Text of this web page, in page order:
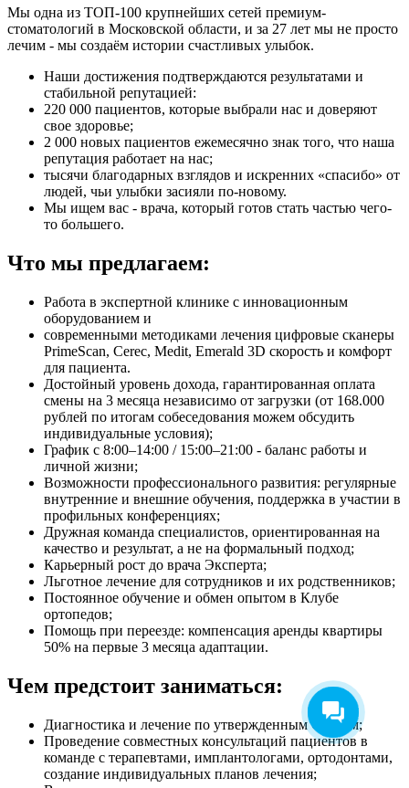
Мы одна из ТОП-100 крупнейших сетей премиум-
стоматологий в Московской области, и за 27 лет мы не просто
лечим - мы создаём истории счастливых улыбок.
Наши достижения подтверждаются результатами и
стабильной репутацией:
220 000 пациентов, которые выбрали нас и доверяют
свое здоровье;
2 000 новых пациентов ежемесячно знак того, что наша
репутация работает на нас;
тысячи благодарных взглядов и искренних «спасибо» от
людей, чьи улыбки засияли по-новому.
Мы ищем вас - врача, который готов стать частью чего-
то большего.
Что мы предлагаем:
Работа в экспертной клинике с инновационным
оборудованием и
современными методиками лечения цифровые сканеры
PrimeScan, Cerec, Medit, Emerald 3D скорость и комфорт
для пациента.
Достойный уровень дохода, гарантированная оплата
смены на 3 месяца независимо от загрузки (от 168.000
рублей по итогам собеседования можем обсудить
индивидуальные условия);
График с 8:00–14:00 / 15:00–21:00 - баланс работы и
личной жизни;
Возможности профессионального развития: регулярные
внутренние и внешние обучения, поддержка в участии в
профильных конференциях;
Дружная команда специалистов, ориентированная на
качество и результат, а не на формальный подход;
Карьерный рост до врача Эксперта;
Льготное лечение для сотрудников и их родственников;
Постоянное обучение и обмен опытом в Клубе
ортопедов;
Помощь при переезде: компенсация аренды квартиры
50% на первые 3 месяца адаптации.
Чем предстоит заниматься:
Диагностика и лечение по утвержденным СОПам;
Проведение совместных консультаций пациентов в
команде с терапевтами, имплантологами, ортодонтами,
создание индивидуальных планов лечения;